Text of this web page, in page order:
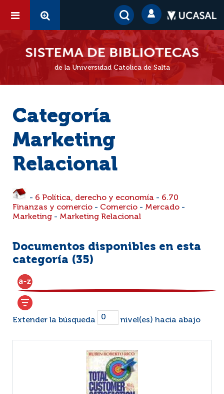
de la Universidad Católica de Salta
Categoría
Marketing
Relacional
- 6 Política, derecho y economía - 6.70
Finanzas y comercio - Comercio - Mercado -
Marketing - Marketing Relacional
Documentos disponibles en esta
categoría (35)
Extender la búsqueda nivel(es) hacia abajo